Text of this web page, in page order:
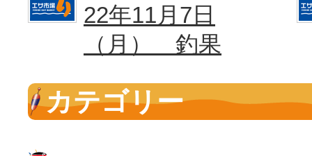
22年11月7日
（月） 釣果
カテゴリー